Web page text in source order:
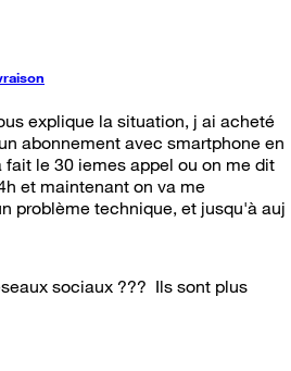
explique la situation, j ai acheté
abonnement avec smartphone en
fait le 30 iemes appel ou on me dit
et maintenant on va me
problème technique, et jusqu'à auj
sociaux ??? Ils sont plus